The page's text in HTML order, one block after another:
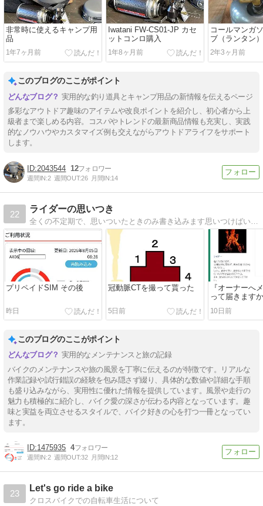
非常時に使えるキャンプ用
品
1年7ヶ月前
Iwatani FW-CS01-JP カセ
ットコンロ購入
1年8ヶ月前
コールマンガ
ブ（ランタン
いて
2年3ヶ月前
このブログのここがポイント
実用的な釣り道具とキャンプ用品の新情報を伝えるページ
多彩なアウトドア趣味のアイテムや改良ポイントを紹介し、初心者から上
級者まで楽しめる内容。コスパやトレンドの最新商品情報も充実し、実践
的なノウハウやカスタマイズ例も交えながらアウトドアライフをサポート
します。
2043544 12
週間IN:2 週間OUT:26 月間IN:14
22
ライダーの思いつき
プリペイドSIM その後
昨日
冠動脈CTを撮って貰った
5日前
『オーナーへ
って届きます
10日前
このブログのここがポイント
実用的なメンテナンスと旅の記録
バイクのメンテナンスや旅の風景を丁寧に伝えるのが特徴です。リアルな
作業記録や試行錯誤の経験を包み隠さず綴り、具体的な数値や詳細な手順
も盛り込みながら、実用性に優れた情報を提供しています。風景や走行の
魅力も積極的に紹介し、バイク愛の深さが伝わる内容となっています。趣
味と実益を両立させるスタイルで、バイク好きの心を打つ一冊となってい
ます。
1475935 4
週間IN:2 週間OUT:32 月間IN:12
23
Let's go ride a bike
クロスバイクでの自転車生活について